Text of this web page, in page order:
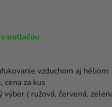
potlačou
vzduchom aj héliom
cena za kus
výber ( ružová, červená,